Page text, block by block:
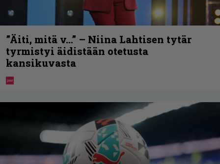
”Äiti, mitä v…” – Niina Lahtisen tytär
tyrmistyi äidistään otetusta
kansikuvasta